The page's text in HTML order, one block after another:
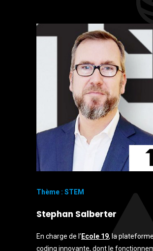
Thème : STEM
Stephan Salberter
En charge de l’ Ecole 19, la
coding innovante, dont le